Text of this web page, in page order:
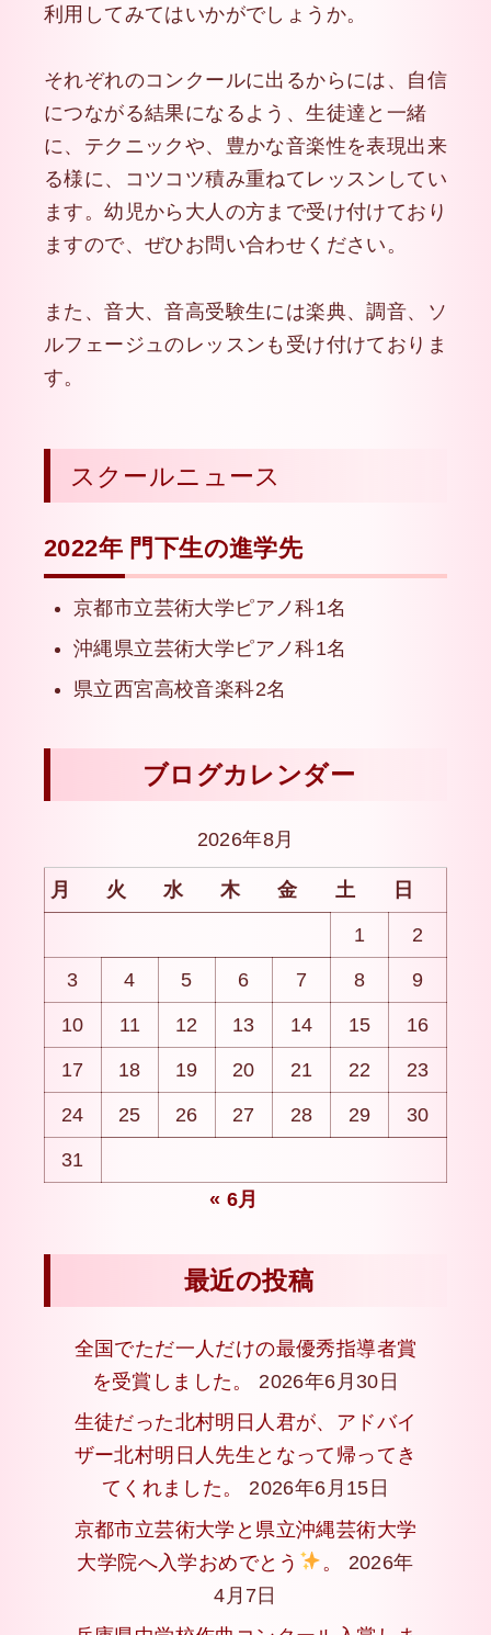
利用してみてはいかがでしょうか。
それぞれのコンクールに出るからには、自信
につながる結果になるよう、生徒達と一緒
に、テクニックや、豊かな音楽性を表現出来
る様に、コツコツ積み重ねてレッスンしてい
ます。幼児から大人の方まで受け付けており
ますので、ぜひお問い合わせください。
また、音大、音高受験生には楽典、調音、ソ
ルフェージュのレッスンも受け付けておりま
す。
スクールニュース
2022年 門下生の進学先
京都市立芸術大学ピアノ科1名
沖縄県立芸術大学ピアノ科1名
県立西宮高校音楽科2名
ブログカレンダー
2026年8月
月 火 水 木 金 土 日
1 2
3 4 5 6 7 8 9
10 11 12 13 14 15 16
17 18 19 20 21 22 23
24 25 26 27 28 29 30
31
« 6月
最近の投稿
全国でただ一人だけの最優秀指導者賞
を受賞しました。
2026年6月30日
生徒だった北村明日人君が、アドバイ
ザー北村明日人先生となって帰ってき
てくれました。
2026年6月15日
京都市立芸術大学と県立沖縄芸術大学
大学院へ入学おめでとう
。
2026年
4月7日